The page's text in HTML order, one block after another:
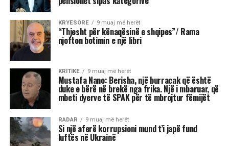
KRYESORE 9 muaj më herët
“Thjesht për kënaqësinë e shqipes”/ Rama
njofton botimin e një libri
KRITIKE 9 muaj më herët
Mustafa Nano: Berisha, një burracak që është
duke e bërë në brekë nga frika. Një i mbaruar, që
mbeti dyerve të SPAK për të mbrojtur fëmijët
RADAR 9 muaj më herët
Si një aferë korrupsioni mund t’i japë fund
luftës në Ukrainë